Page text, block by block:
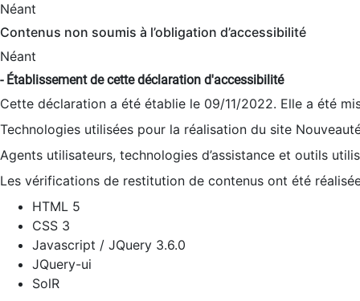
Néant
Contenus non soumis à l’obligation d’accessibilité
Néant
- Établissement de cette déclaration d'accessibilité
Cette déclaration a été établie le 09/11/2022. Elle a été
Technologies utilisées pour la réalisation du site
Agents utilisateurs, technologies d’assistance et outils
Les vérifications de restitution de contenus ont été
HTML 5
CSS 3
Javascript / JQuery 3.6.0
JQuery-ui
SolR